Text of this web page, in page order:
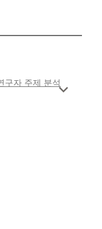
구자 주제 분석